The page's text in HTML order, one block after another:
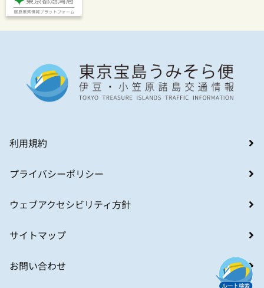
利用規約
プライバシーポリシー
ウェブアクセシビリティ方針
サイトマップ
お問い合わせ